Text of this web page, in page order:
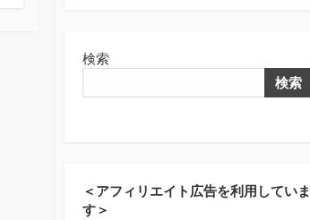
検索
検索
＜アフィリエイト広告を利用していま
す＞